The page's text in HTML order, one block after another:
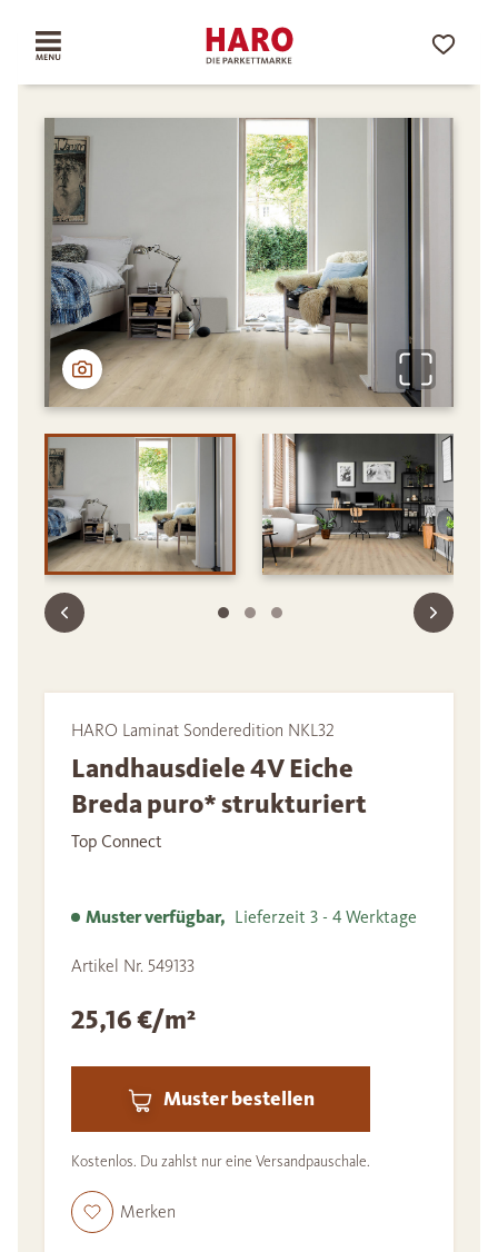
HARO Laminat Sonderedition NKL32
Landhausdiele 4V Eiche
Breda puro* strukturiert
Top Connect
Muster verfügbar, Lieferzeit 3 - 4 Werktage
Artikel Nr. 549133
25,16 €/m²
Muster bestellen
Kostenlos. Du zahlst nur eine Versandpauschale.
Merken